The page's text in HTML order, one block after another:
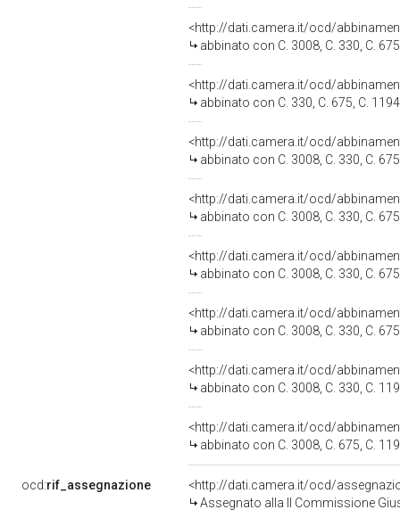
<http://dati.camera.it/ocd/
abbinato con C. 3008, C. 330, C.
<http://dati.camera.it/ocd/
abbinato con C. 330, C. 675, C.
<http://dati.camera.it/ocd/
abbinato con C. 3008, C. 330, C.
<http://dati.camera.it/ocd/
abbinato con C. 3008, C. 330, C.
<http://dati.camera.it/ocd/
abbinato con C. 3008, C. 330, C.
<http://dati.camera.it/ocd/
abbinato con C. 3008, C. 330, C.
<http://dati.camera.it/ocd/
abbinato con C. 3008, C. 330, C.
<http://dati.camera.it/ocd/
abbinato con C. 3008, C. 675, C.
ocd:rif_assegnazione
<http://dati.camera.it/ocd/
Assegnato alla II Commissione